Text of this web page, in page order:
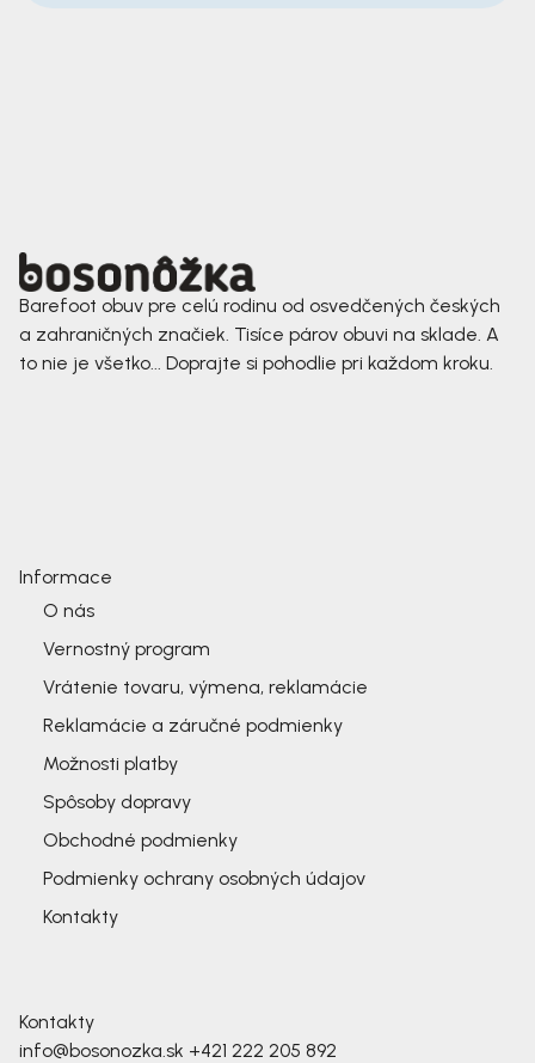
Barefoot obuv pre celú rodinu od osvedčených českých
a zahraničných značiek. Tisíce párov obuvi na sklade. A
to nie je všetko... Doprajte si pohodlie pri každom kroku.
Informace
O nás
Vernostný program
Vrátenie tovaru, výmena, reklamácie
Reklamácie a záručné podmienky
Možnosti platby
Spôsoby dopravy
Obchodné podmienky
Podmienky ochrany osobných údajov
Kontakty
Kontakty
info@bosonozka.sk +421 222 205 892